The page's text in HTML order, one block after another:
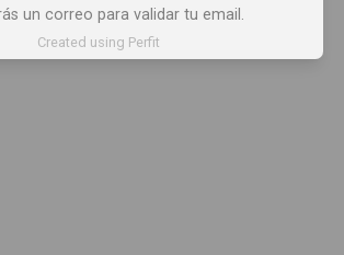
NOTICIAS ARTÍCULOS
un correo para validar tu email.
Created using Perfit